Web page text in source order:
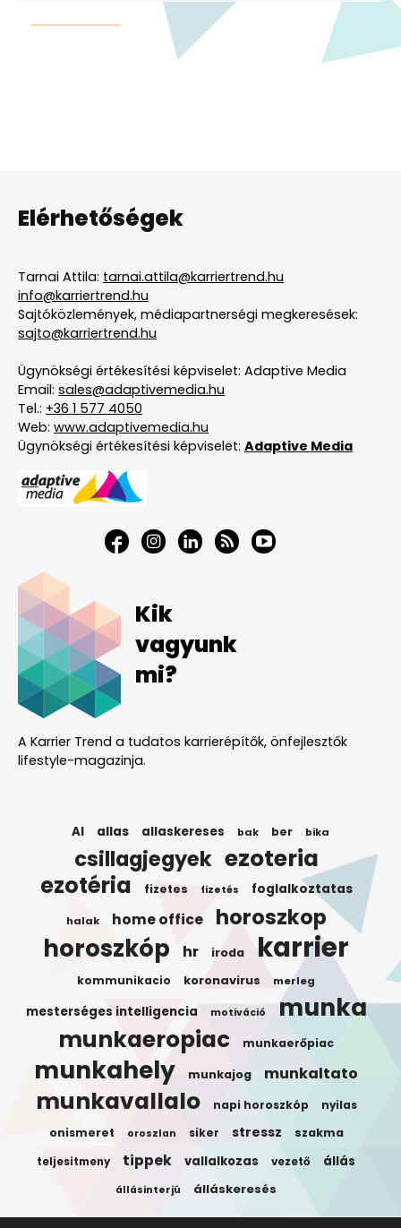
Elérhetőségek
Tarnai Attila: tarnai.attila@karriertrend.hu
info@karriertrend.hu
Sajtóközlemények, médiapartnerségi megkeresések:
sajto@karriertrend.hu
Ügynökségi értékesítési képviselet: Adaptive Media
Email: sales@adaptivemedia.hu
Tel.: +36 1 577 4050
Web: www.adaptivemedia.hu
Ügynökségi értékesítési képviselet: Adaptive Media
Kik
vagyunk
mi?
A Karrier Trend a tudatos karrierépítők, önfejlesztők
lifestyle-magazinja.
AI allas allaskereses bak ber bika
csillagjegyek ezoteria
ezotéria fizetes fizetés foglalkoztatas
halak home office horoszkop
horoszkóp hr iroda karrier
kommunikacio koronavirus merleg
mesterséges intelligencia motiváció munka
munkaeropiac munkaerőpiac
munkahely munkajog munkaltato
munkavallalo napi horoszkóp nyilas
onismeret oroszlan siker stressz szakma
teljesitmeny tippek vallalkozas vezető állás
állásinterjú álláskeresés